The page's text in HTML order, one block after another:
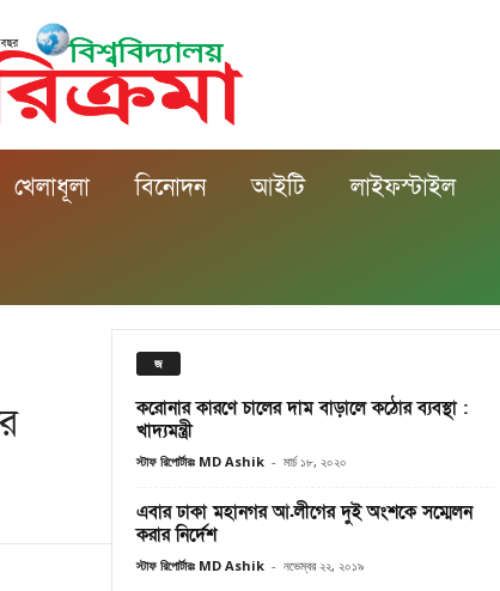
খেলাধূলা বিনোদন আইটি লাইফস্টাইল
জ
করোনার কারণে চালের দাম বাড়ালে কঠোর ব্যবস্থা :
খাদ্যমন্ত্রী
স্টাফ রিপোর্টারঃ MD Ashik - মার্চ ১৮, ২০২০
এবার ঢাকা মহানগর আ.লীগের দুই অংশকে সম্মেলন
করার নির্দেশ
স্টাফ রিপোর্টারঃ MD Ashik - নভেম্বর ২২, ২০১৯